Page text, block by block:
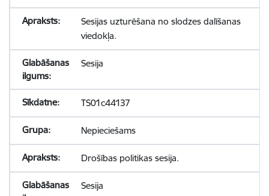
Sesijas uzturēšana no slodzes dalīšanas
viedokļa.
Sesija
TS01c44137
Nepieciešams
Drošības politikas sesija.
Sesija